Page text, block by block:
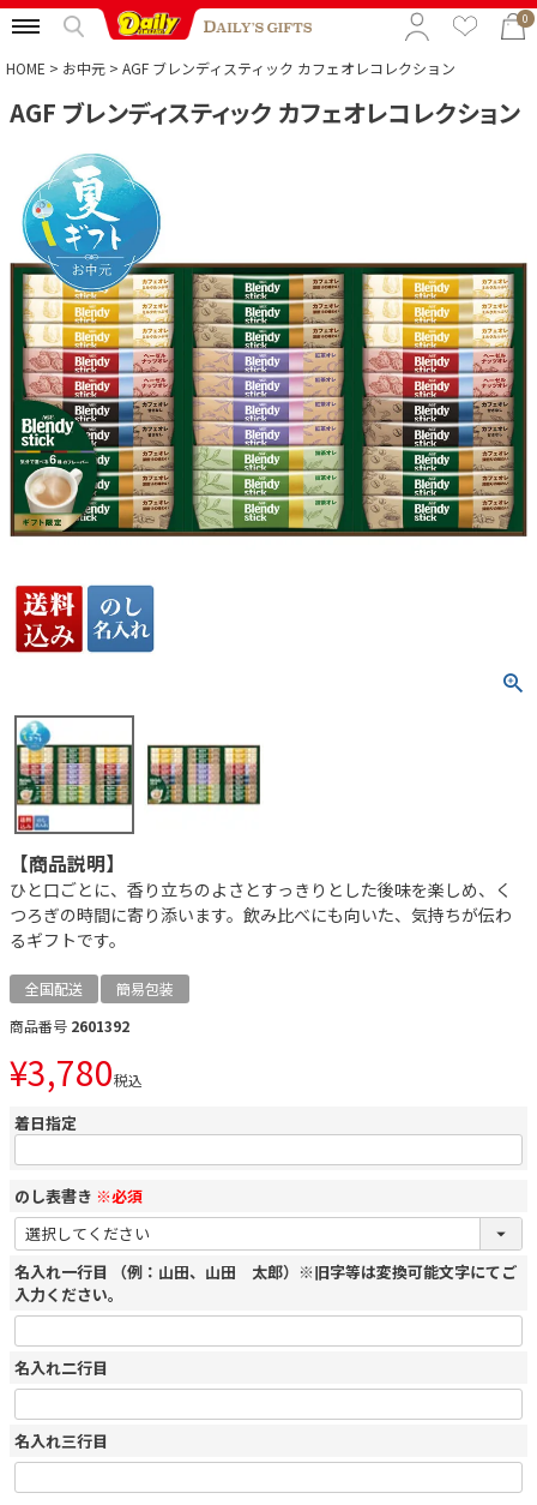
0
特集から選ぶ
予算から選ぶ
カテゴリから選ぶ
贈る相手から選ぶ
HOME お中元 AGF ブレンディスティック カフェオレコレクション
AGF ブレンディスティック カフェオレコレクション
【商品説明】
ひと口ごとに、香り立ちのよさとすっきりとした後味を楽しめ、く
つろぎの時間に寄り添います。飲み比べにも向いた、気持ちが伝わ
るギフトです。
全国配送
簡易包装
商品番号 2601392
¥3,780税込
着日指定
のし表書き ※必須
名入れ一行目 （例：山田、山田 太郎）※旧字等は変換可能文字にてご
入力ください。
名入れ二行目
名入れ三行目